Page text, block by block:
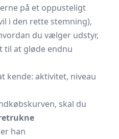
på et oppusteligt
i den rette stemning),
du vælger udstyr,
til at gløde endnu
kende: aktivitet, niveau
skal du
han